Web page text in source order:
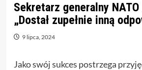
Sekretarz generalny
„Dostał zupełnie inną
9 lipca, 2024
Jako swój sukces postrzega